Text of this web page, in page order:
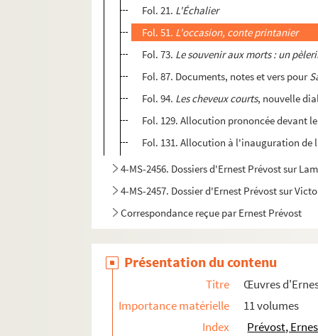
Fol. 21. L'Échalier
Fol. 51. L'occasion, conte printanier
Fol. 73. Le souvenir aux morts : un
Fol. 87. Documents, notes et vers pour
Fol. 94. Les cheveux courts, nouvelle
Fol. 129. Allocution prononcée devant
Fol. 131. Allocution à l'inauguration de
4-MS-2456. Dossiers d'Ernest Prévost sur
4-MS-2457. Dossier d'Ernest Prévost sur
Correspondance reçue par Ernest Prévost
Présentation du contenu
Titre
Œuvres
Importance matérielle
11 volumes
Index
Prévost,